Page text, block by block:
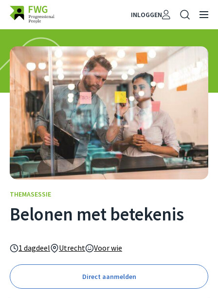
INLOGGEN
THEMASESSIE
Belonen met betekenis
1 dagdeel Utrecht Voor wie
Direct aanmelden